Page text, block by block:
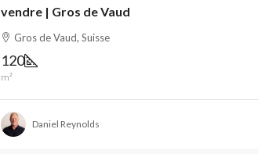
vendre | Gros de Vaud
Gros de Vaud, Suisse
120
m²
Daniel Reynolds